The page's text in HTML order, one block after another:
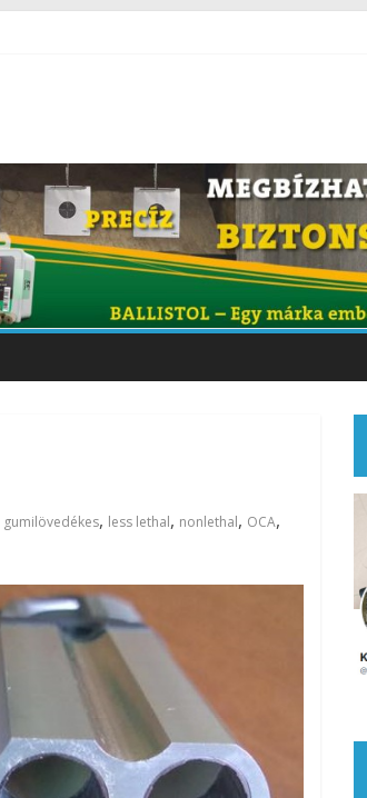
gumilövedékes, less lethal, nonlethal, OCA,